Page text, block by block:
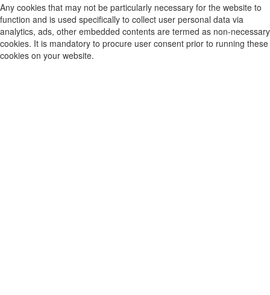
Any cookies that may not be particularly necessary for the website to
function and is used specifically to collect user personal data via
analytics, ads, other embedded contents are termed as non-necessary
cookies. It is mandatory to procure user consent prior to running these
cookies on your website.